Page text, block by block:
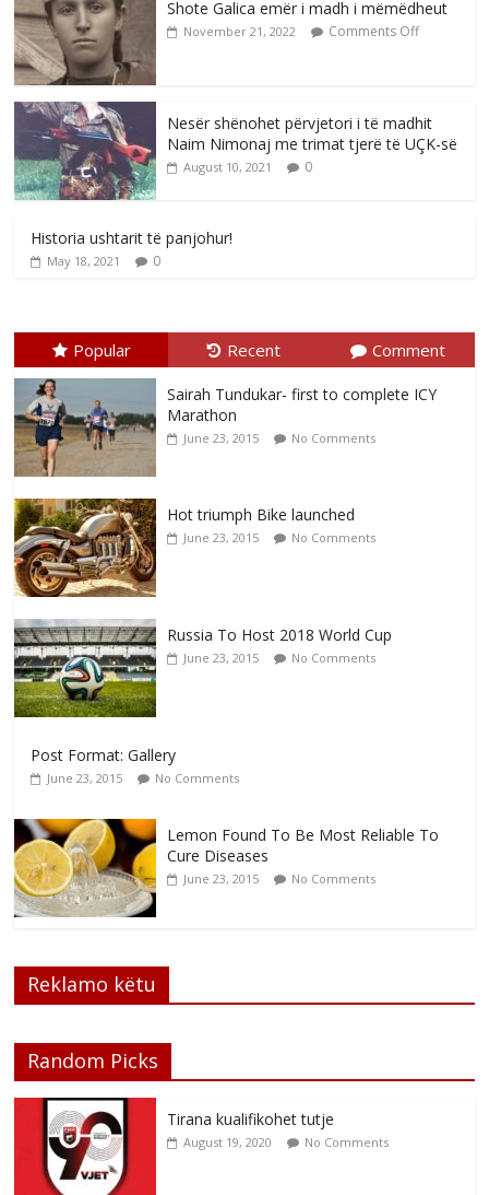
Shote Galica emër i madh i mëmëdheut
November 21, 2022 Comments Off
Nesër shënohet përvjetori i të madhit
Naim Nimonaj me trimat tjerë të UÇK-së
August 10, 2021 0
Historia ushtarit të panjohur!
May 18, 2021 0
Popular Recent Comment
Sairah Tundukar- first to complete ICY
Marathon
June 23, 2015 No Comments
Hot triumph Bike launched
June 23, 2015 No Comments
Russia To Host 2018 World Cup
June 23, 2015 No Comments
Post Format: Gallery
June 23, 2015 No Comments
Lemon Found To Be Most Reliable To
Cure Diseases
June 23, 2015 No Comments
Reklamo këtu
Random Picks
Tirana kualifikohet tutje
August 19, 2020 No Comments